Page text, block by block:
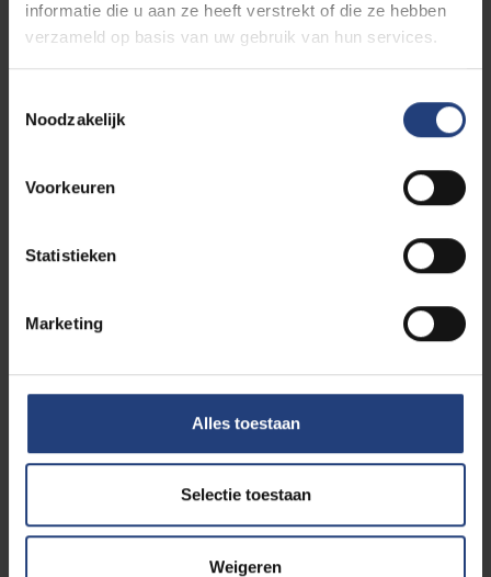
informatie die u aan ze heeft verstrekt of die ze hebben
verzameld op basis van uw gebruik van hun services.
Noodzakelijk
Voorkeuren
Statistieken
Marketing
Alles toestaan
Selectie toestaan
Weigeren
خبيرة في مجال تكوين معلمي اللغة العربية
أستاذة زائرة جامعة محمد الخامس الرباط في كلية
نائبة رئيس الائتلاف الوطني من أجل اللغة العربية.
منسقة فريق إعداد تقرير اليونسكو مشروع التعليم
مشاركة في مشروع إعداد منهاج تعليم اللغة العربية
د. سيف شمس
حاصل على درجة الدكتوراه في الآداب واللغات
(ULB)،